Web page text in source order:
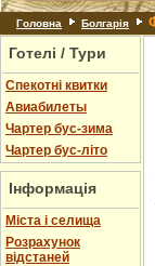
Шацьк
Головна Болгарія
Готелі / Тури
Спекотні квитки
Авиабилеты
Чартер бус-зима
Чартер бус-літо
Інформація
Міста і селища
Розрахунок
відстаней